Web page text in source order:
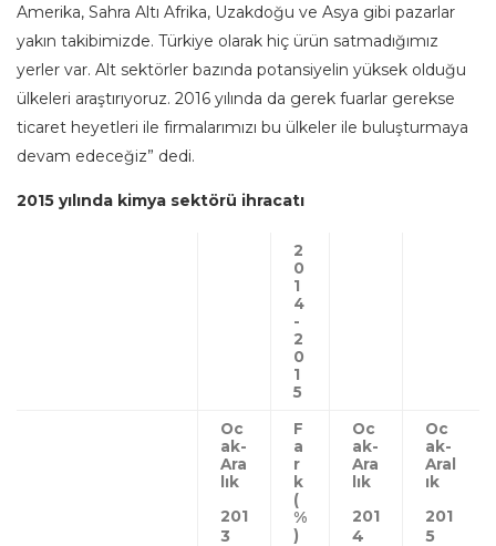
Amerika, Sahra Altı Afrika, Uzakdoğu ve Asya gibi pazarlar
yakın takibimizde. Türkiye olarak hiç ürün satmadığımız
yerler var. Alt sektörler bazında potansiyelin yüksek olduğu
ülkeleri araştırıyoruz. 2016 yılında da gerek fuarlar gerekse
ticaret heyetleri ile firmalarımızı bu ülkeler ile buluşturmaya
devam edeceğiz” dedi.
2015 yılında kimya sektörü ihracatı
2
0
1
4
-
2
0
1
5
Oc
ak-
Ara
lık
201
3
F
a
r
k
(
%
)
Oc
ak-
Ara
lık
201
4
Oc
ak-
Aral
ık
201
5